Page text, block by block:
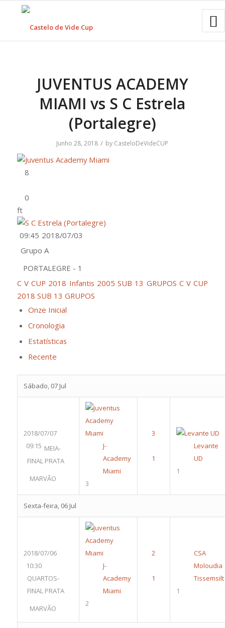
JUVENTUS ACADEMY
MIAMI vs S C Estrela
(Portalegre)
Junho 28, 2018 / by CasteloDeVideCUP
ft
2018/07/03
09:45
Grupo A
PORTALEGRE - 1
C V CUP 2018 Infantis 2005 SUB 13 GRUPOS C V CUP
2018 SUB 13 GRUPOS
Onze Inicial
Cronologia
Estatísticas
Recente
Sábado, 07 Jul
2018/07/07
09:15 MEIA-
FINAL PRATA
MARVÃO
J-
Academy
Miami
3
Levante
UD
1
Sexta-feira, 06 Jul
2018/07/06
10:30
QUARTOS-
FINAL PRATA
MARVÃO
J-
Academy
Miami
2
CSA
Moloudia
Tissemsilt
1